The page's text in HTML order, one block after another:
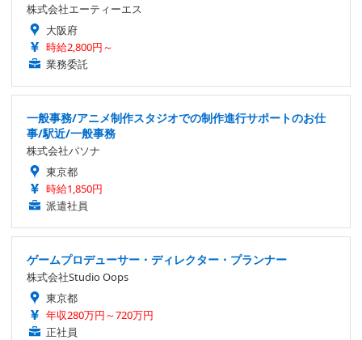
株式会社エーティーエス
大阪府
時給2,800円～
業務委託
一般事務/アニメ制作スタジオでの制作進行サポートのお仕
事/駅近/一般事務
株式会社パソナ
東京都
時給1,850円
派遣社員
ゲームプロデューサー・ディレクター・プランナー
株式会社Studio Oops
東京都
年収280万円～720万円
正社員